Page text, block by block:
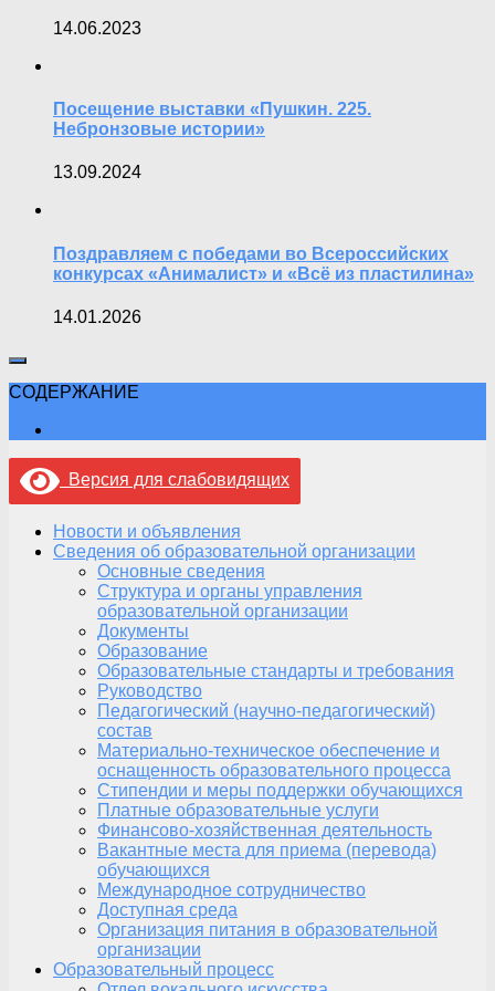
14.06.2023
Посещение выставки «Пушкин. 225.
Небронзовые истории»
13.09.2024
Поздравляем с победами во Всероссийских
конкурсах «Анималист» и «Всё из пластилина»
14.01.2026
СОДЕРЖАНИЕ
Версия для слабовидящих
Новости и объявления
Сведения об образовательной организации
Основные сведения
Структура и органы управления
образовательной организации
Документы
Образование
Образовательные стандарты и требования
Руководство
Педагогический (научно-педагогический)
состав
Материально-техническое обеспечение и
оснащенность образовательного процесса
Стипендии и меры поддержки обучающихся
Платные образовательные услуги
Финансово-хозяйственная деятельность
Вакантные места для приема (перевода)
обучающихся
Международное сотрудничество
Доступная среда
Организация питания в образовательной
организации
Образовательный процесс